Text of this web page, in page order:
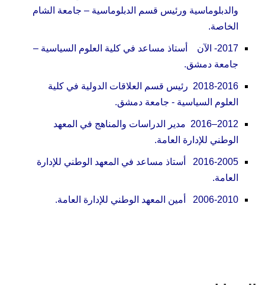
والدبلوماسية ورئيس قسم الدبلوماسية – جامعة الشام
الخاصة.
2017- الآن أستاذ مساعد في كلية العلوم السياسية –
جامعة دمشق.
2018-2016 رئيس قسم العلاقات الدولية في كلية
العلوم السياسية - جامعة دمشق.
2012–2016 مدير الدراسات والمناهج في المعهد
الوطني للإدارة العامة.
2016-2005 أستاذ مساعد في المعهد الوطني للإدارة
العامة.
2006-2010 أمين المعهد الوطني للإدارة العامة.